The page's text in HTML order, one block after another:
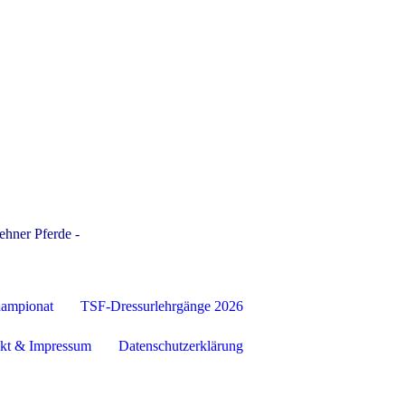
Pferde -
TSF-Dressurlehrgänge 2026
& Impressum Datenschutzerklärung